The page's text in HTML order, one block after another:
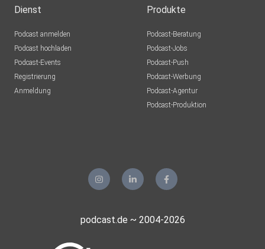
Dienst
Podcast anmelden
Podcast hochladen
Podcast-Events
Registrierung
Anmeldung
Produkte
Podcast-Beratung
Podcast-Jobs
Podcast-Push
Podcast-Werbung
Podcast-Agentur
Podcast-Produktion
podcast.de ~ 2004-2026